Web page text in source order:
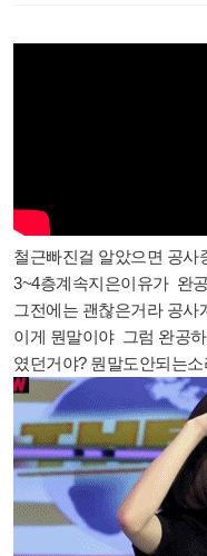
철근빠진걸 알았으면 공사
3~4층계속지은이유가 완
그전에는 괜찮은거라 공사
이게 뭔말이야 그럼 완공
였던거야? 뭔말도안되는소